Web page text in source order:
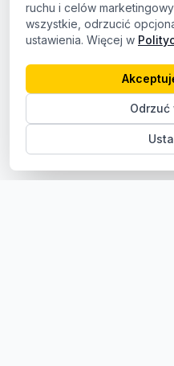
ruchu i celów
wszystkie, odrzucić
ustawienia. Więcej w